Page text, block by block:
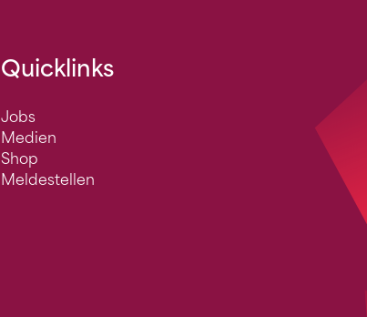
Quicklinks
Jobs
Medien
Shop
Meldestellen